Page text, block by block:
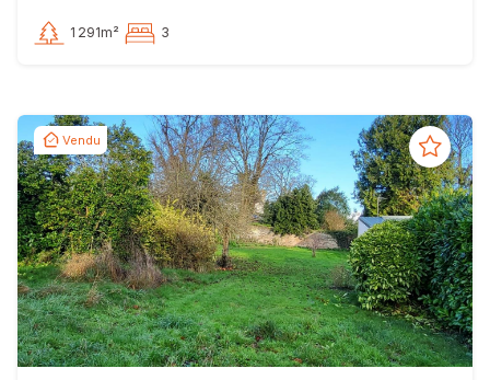
1 291m² 3
Vendu